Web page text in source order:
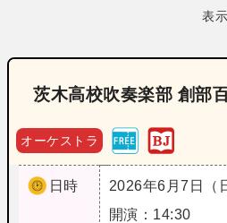
表
茨木高校吹奏楽部 創部
オーケストラ
日時
2026年6月7日（
開演：14:30